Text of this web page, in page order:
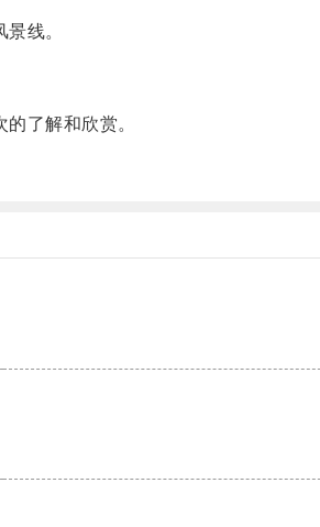
线。
了解和欣赏。